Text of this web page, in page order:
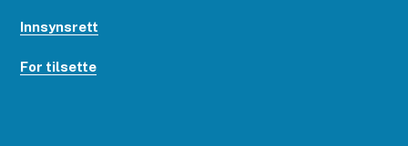
Innsynsrett
For tilsette